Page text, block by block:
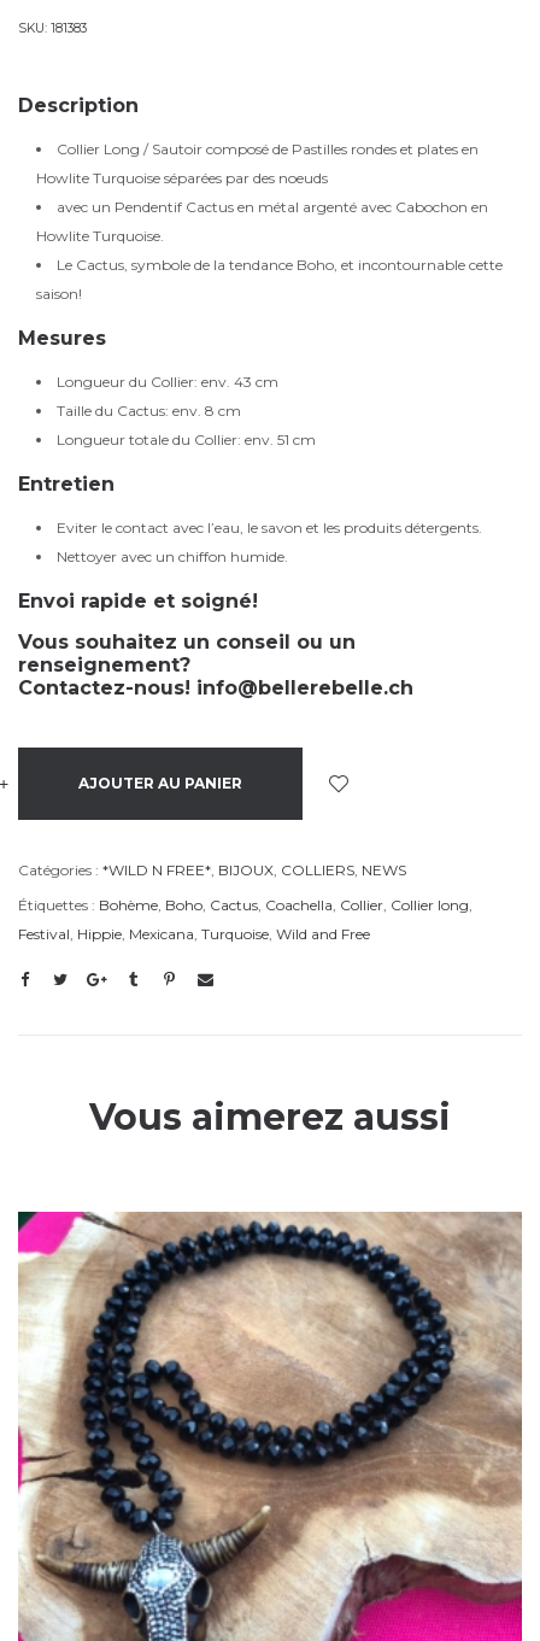
SKU: 181383
Description
Collier Long / Sautoir composé de Pastilles rondes et plates en
Howlite Turquoise séparées par des noeuds
avec un Pendentif Cactus en métal argenté avec Cabochon en
Howlite Turquoise.
Le Cactus, symbole de la tendance Boho, et incontournable cette
saison!
Mesures
Longueur du Collier: env. 43 cm
Taille du Cactus: env. 8 cm
Longueur totale du Collier: env. 51 cm
Entretien
Eviter le contact avec l’eau, le savon et les produits détergents.
Nettoyer avec un chiffon humide.
Envoi rapide et soigné!
Vous souhaitez un conseil ou un
renseignement?
Contactez-nous! info@bellerebelle.ch
+ AJOUTER AU PANIER
Catégories : *WILD N FREE*, BIJOUX, COLLIERS, NEWS
Étiquettes : Bohème, Boho, Cactus, Coachella, Collier, Collier long,
Festival, Hippie, Mexicana, Turquoise, Wild and Free
Vous aimerez aussi